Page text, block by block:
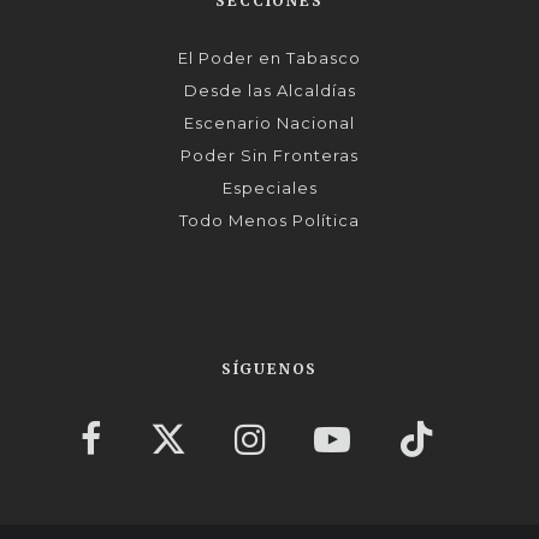
El Poder en Tabasco
Desde las Alcaldías
Escenario Nacional
Poder Sin Fronteras
Especiales
Todo Menos Política
SÍGUENOS